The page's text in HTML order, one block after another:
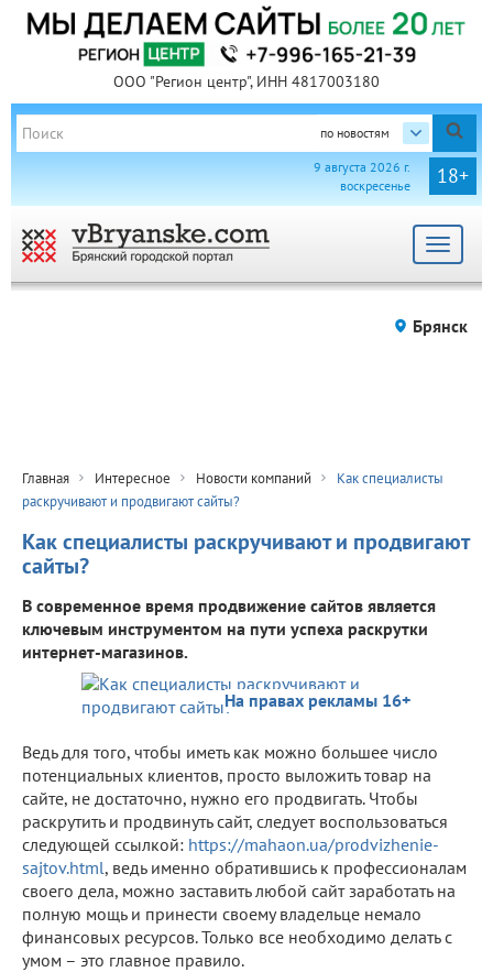
ООО "Регион центр", ИНН 4817003180
по новостям
18+
9 августа 2026 г.
воскресенье
Toggle
Брянск
Главная Интересное Новости компаний
Как специалисты
раскручивают и продвигают сайты?
Как специалисты раскручивают и продвигают
сайты?
В современное время продвижение сайтов является
ключевым инструментом на пути успеха раскрутки
интернет-магазинов.
На правах рекламы 16+
Ведь для того, чтобы иметь как можно большее число
потенциальных клиентов, просто выложить товар на
сайте, не достаточно, нужно его продвигать. Чтобы
раскрутить и продвинуть сайт, следует воспользоваться
следующей ссылкой: https://mahaon.ua/prodvizhenie-
sajtov.html, ведь именно обратившись к профессионалам
своего дела, можно заставить любой сайт заработать на
полную мощь и принести своему владельце немало
финансовых ресурсов. Только все необходимо делать с
умом – это главное правило.